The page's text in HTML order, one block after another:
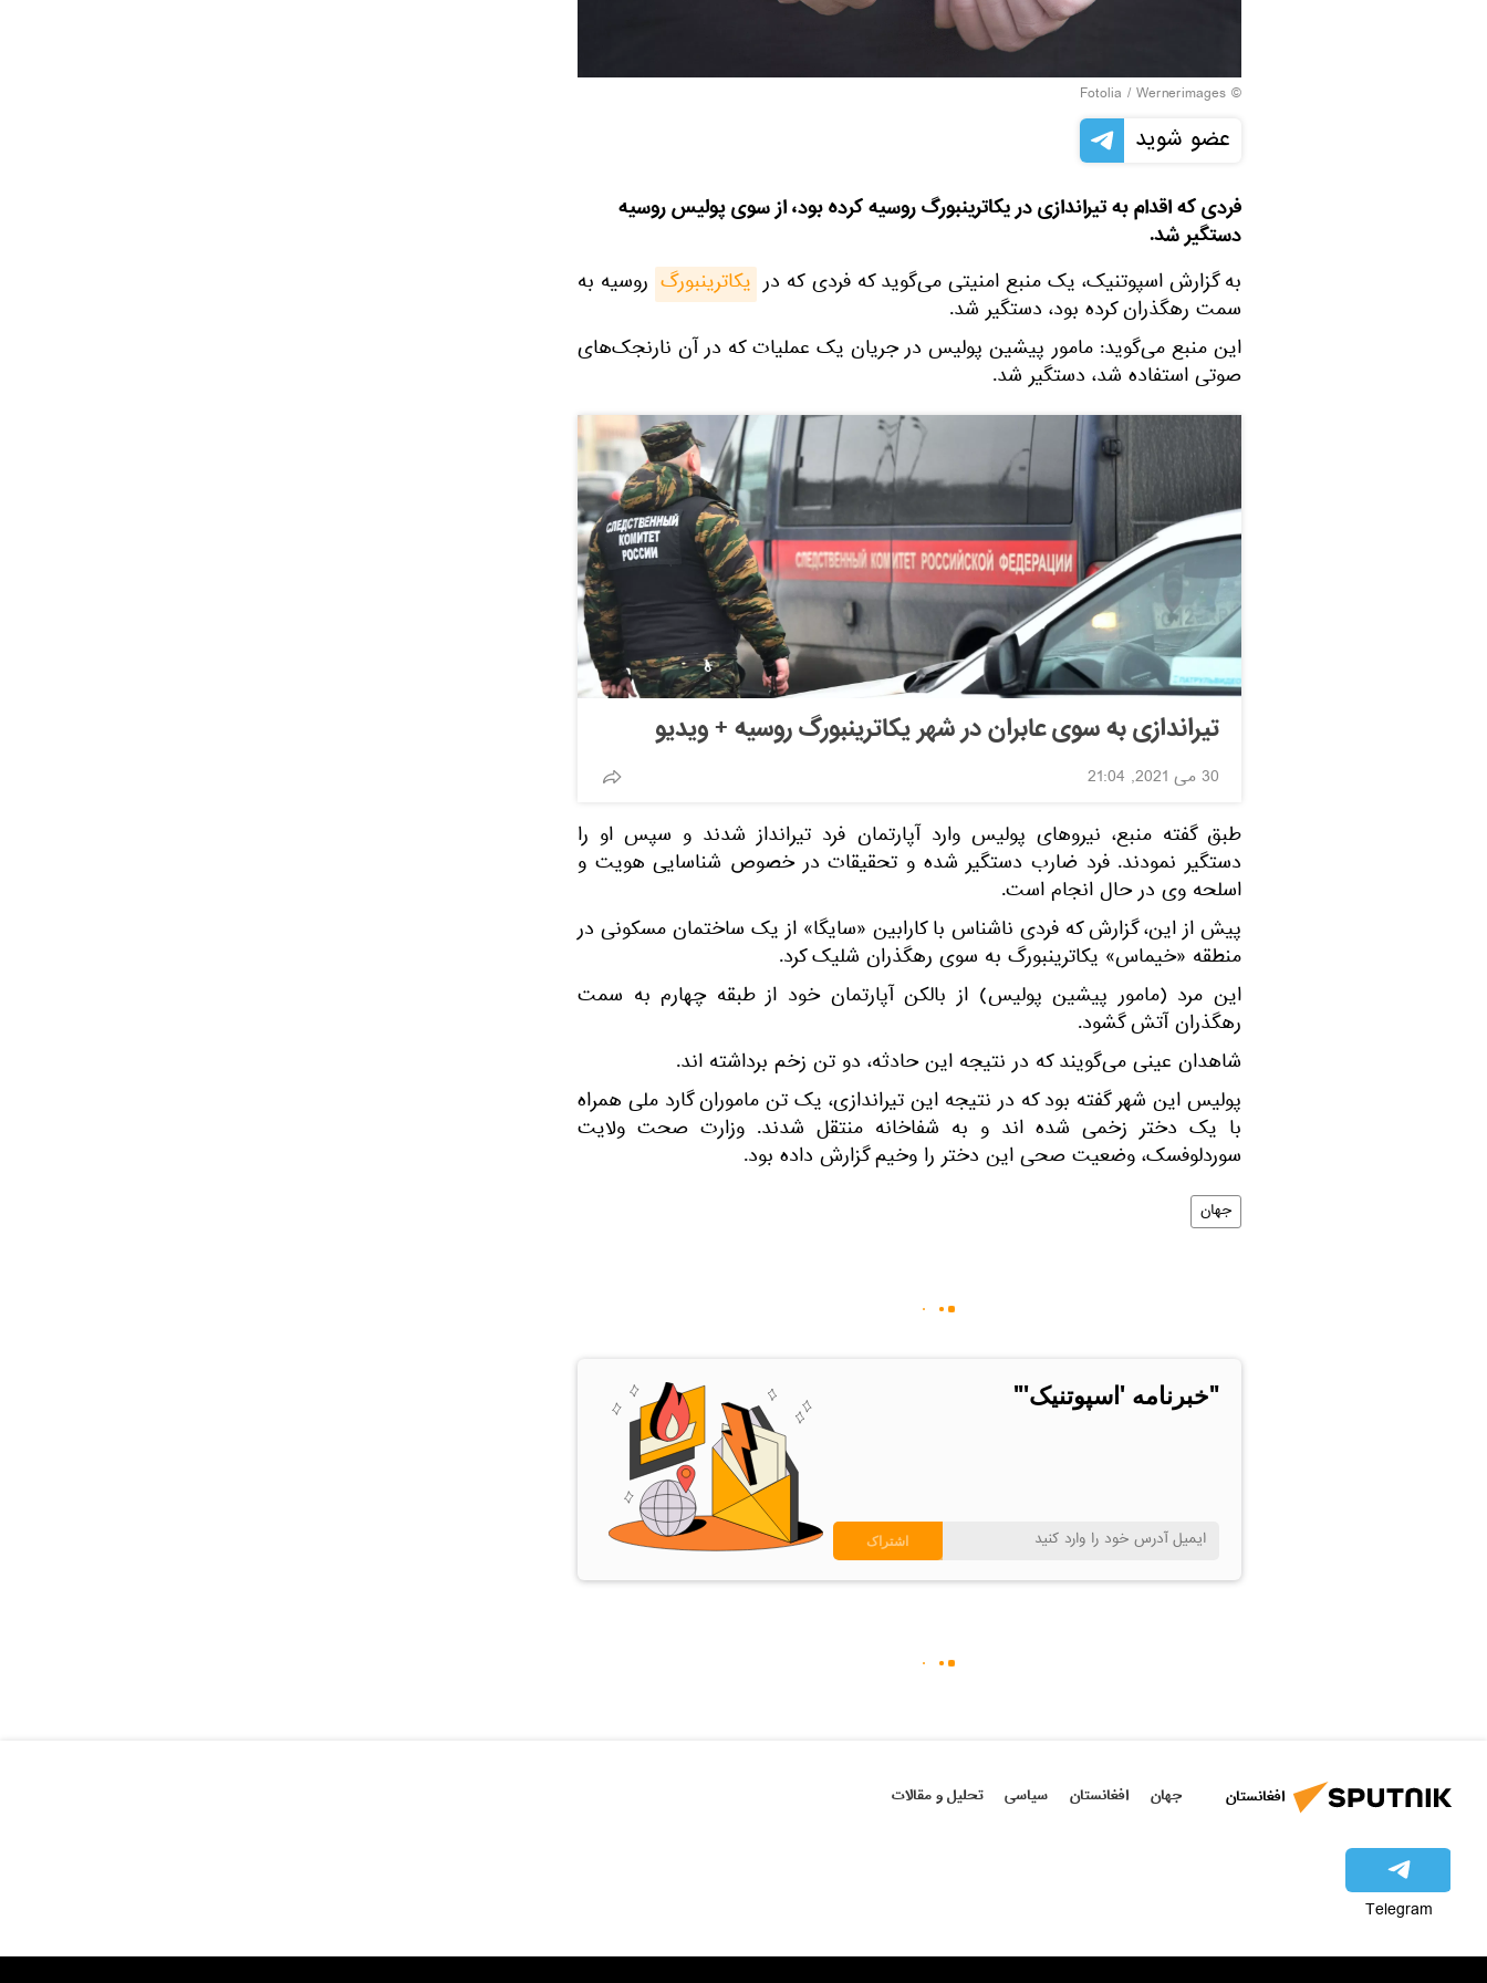
©
Fotolia / Wernerimages
عضو شوید
فردی که اقدام به تیراندازی در یکاترینبورگ روسیه کرده بود، از سوی پولیس روسیه
دستگیر شد.
به گزارش اسپوتنیک، یک منبع امنیتی می‌گوید که فردی که در یکاترینبورگ روسیه به
سمت رهگذران کرده بود، دستگیر شد.
این منبع می‌گوید: مامور پیشین پولیس در جریان یک عملیات که در آن نارنجک‌های
صوتی استفاده شد، دستگیر شد.
تیراندازی به سوی عابران در شهر یکاترینبورگ روسیه + ویدیو
30 می 2021, 21:04
طبق گفته منبع، نیروهای پولیس وارد آپارتمان فرد تیرانداز شدند و سپس او را
دستگیر نمودند. فرد ضارب دستگیر شده و تحقیقات در خصوص شناسایی هویت و
اسلحه وی در حال انجام است.
پیش از این، گزارش که فردی ناشناس با کارابین «سایگا» از یک ساختمان مسکونی در
منطقه «خیماس» یکاترینبورگ به سوی رهگذران شلیک کرد.
این مرد (مامور پیشین پولیس) از بالکن آپارتمان خود از طبقه چهارم به سمت
رهگذران آتش گشود.
شاهدان عینی می‌گویند که در نتیجه این حادثه، دو تن زخم برداشته اند.
پولیس این شهر گفته بود که در نتیجه این تیراندازی، یک تن ماموران گارد ملی همراه
با یک دختر زخمی شده‌ اند و به شفاخانه منتقل شدند. وزارت صحت ولایت
سوردلوفسک، وضعیت صحی این دختر را وخیم گزارش داده بود.
جهان
"خبرنامه 'اسپوتنیک'"
افغانستان جهان افغانستان سیاسی تحلیل و مقالات
Telegram